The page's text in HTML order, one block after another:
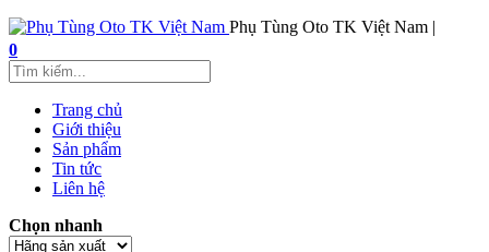
Phụ Tùng Oto TK Việt Nam |
0
Trang chủ
Giới thiệu
Sản phẩm
Tin tức
Liên hệ
Chọn nhanh